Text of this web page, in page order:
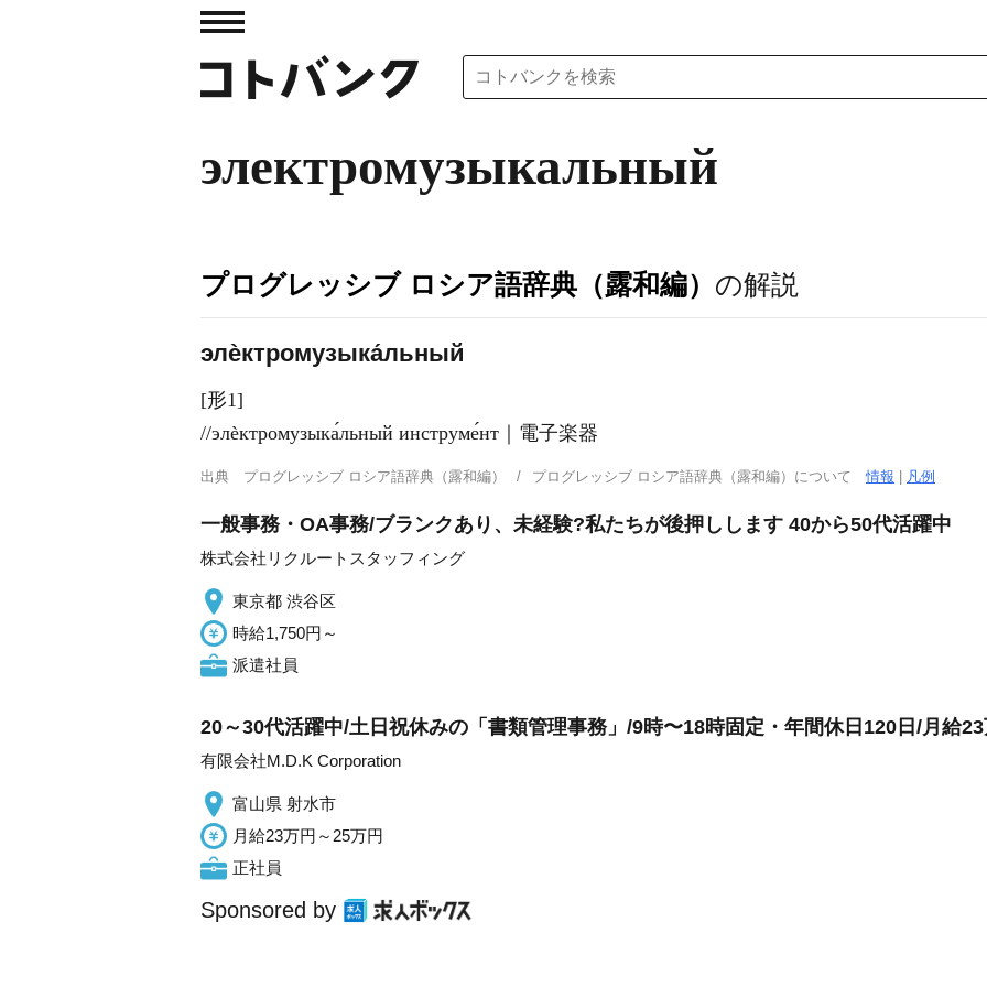
электромузыкальный
プログレッシブ ロシア語辞典（露和編） の解説
элѐктромузыка́льный
[形1]
//элѐктромузыка́льный инструме́нт｜電子楽器
出典 プログレッシブ ロシア語辞典（露和編） プログレッシブ ロシア語辞典（露和編）について情報 凡例
一般事務・OA事務/ブランクあり、未経験?私たちが後押しします 40から50代活躍中
株式会社リクルートスタッフィング
東京都 渋谷区
時給1,750円～
派遣社員
20～30代活躍中/土日祝休みの「書類管理事務」/9時〜18時固定・年間休日120日/月給
有限会社M.D.K Corporation
富山県 射水市
月給23万円～25万円
正社員
Sponsored by